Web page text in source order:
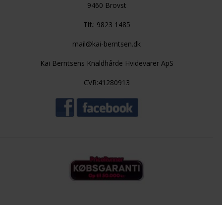
9460 Brovst
Tlf.: 9823 1485
mail@kai-berntsen.dk
Kai Berntsens Knaldhårde Hvidevarer ApS
CVR:41280913